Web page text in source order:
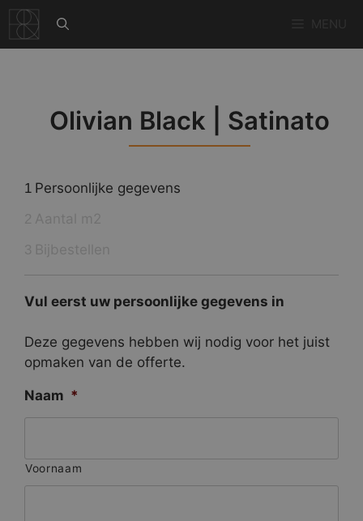
naar
de
Olivian Black | Satinato
1 Persoonlijke gegevens
Vul eerst uw persoonlijke gegevens in
Deze gegevens hebben wij nodig voor het juist
opmaken van de offerte.
Naam *
Voornaam